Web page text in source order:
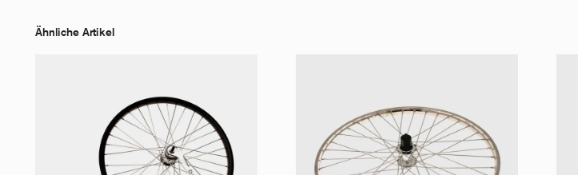
Ähnliche Artikel